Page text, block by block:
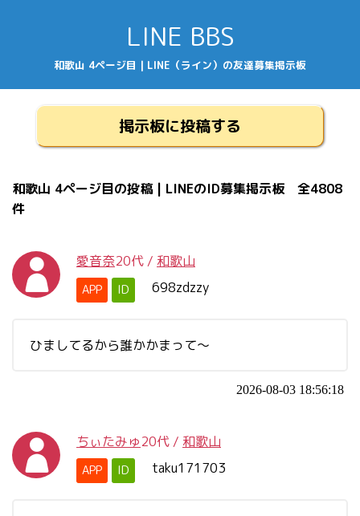
LINE BBS
和歌山 4ページ目 | LINE（ライン）の友達募集掲示板
掲示板に投稿する
和歌山 4ページ目の投稿 | LINEのID募集掲示板 全4808
件
愛音奈20代 / 和歌山
APP ID 698zdzzy
ひましてるから誰かかまって〜
2026-08-03 18:56:18
ちぃたみゅ20代 / 和歌山
APP ID taku171703